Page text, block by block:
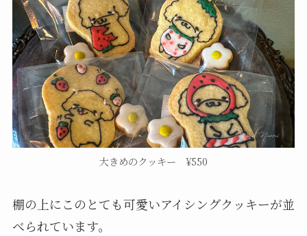
大きめのクッキー ¥550
棚の上にこのとても可愛いアイシングクッキーが並
べられています。